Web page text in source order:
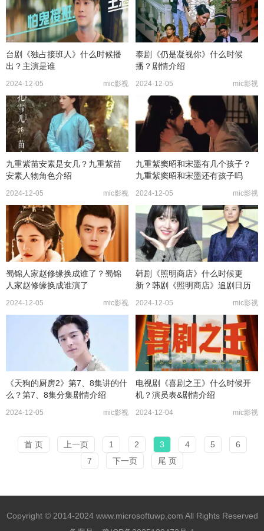
台剧《独占接班人》什么时候播
出？主演是谁
2024-12-05 mic影视
泰剧《仍是凝视你》什么时候
播？剧情介绍
2024-12-05 mic影视
九重紫苗安素是女几？九重紫苗
安素人物角色介绍
2024-12-05 mic影视
九重紫窦昭和宋墨有几个孩子？
九重紫窦昭和宋墨还有孩子吗
2024-12-05 mic影视
蜀锦人家赵修缘换成谁了？蜀锦
人家赵修缘换成谁演了
2024-12-05 mic影视
韩剧《照明商店》什么时候更
新？韩剧《照明商店》追剧日历
2024-12-05 mic影视
《天狗的厨房2》第7、8集讲的什
么？第7、8集分集剧情介绍
2024-12-05 mic影视
电视剧《喜剧之王》什么时候开
机？演员表&剧情介绍
2024-12-04 mic影视
首 页 上一页 1 2 3 4 5
6
7
下一页 尾 页
Copyright © 2014-2024 www.microsoftuwp.com All Rights Reserved